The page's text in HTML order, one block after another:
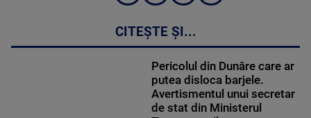
CITEȘTE ȘI...
Pericolul din Dunăre care ar
putea disloca barjele.
Avertismentul unui secretar
de stat din Ministerul